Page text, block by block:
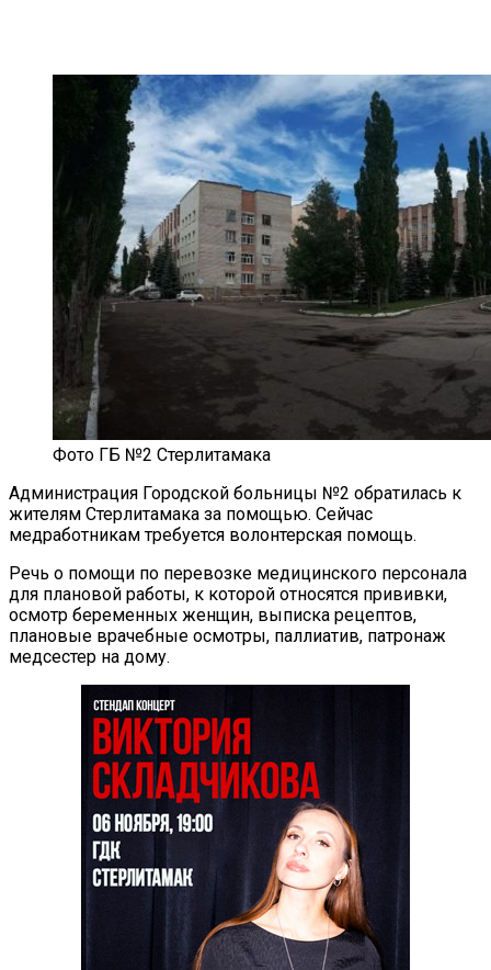
Фото ГБ №2 Стерлитамака
Администрация Городской больницы №2 обратилась к
жителям Стерлитамака за помощью. Сейчас
медработникам требуется волонтерская помощь.
Речь о помощи по перевозке медицинского персонала
для плановой работы, к которой относятся прививки,
осмотр беременных женщин, выписка рецептов,
плановые врачебные осмотры, паллиатив, патронаж
медсестер на дому.